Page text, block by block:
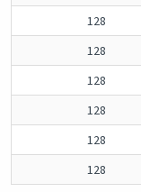
128
128
128
128
128
128